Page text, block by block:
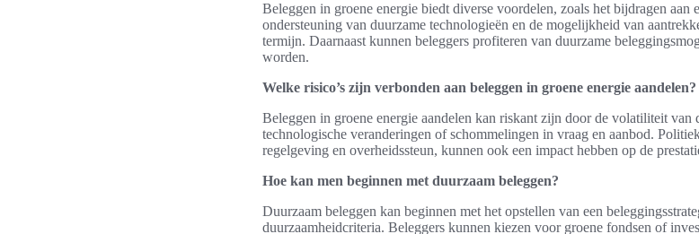
Beleggen in groene energie biedt diverse voordelen, zoals het bijdragen
ondersteuning van duurzame technologieën en de mogelijkheid van
termijn. Daarnaast kunnen beleggers profiteren van duurzame
worden.
Welke risico’s zijn verbonden aan beleggen in groene energie aandelen?
Beleggen in groene energie aandelen kan riskant zijn door de volatiliteit
technologische veranderingen of schommelingen in vraag en aanbod.
regelgeving en overheidssteun, kunnen ook een impact hebben op de
Hoe kan men beginnen met duurzaam beleggen?
Duurzaam beleggen kan beginnen met het opstellen van een
duurzaamheidcriteria. Beleggers kunnen kiezen voor groene fondsen of